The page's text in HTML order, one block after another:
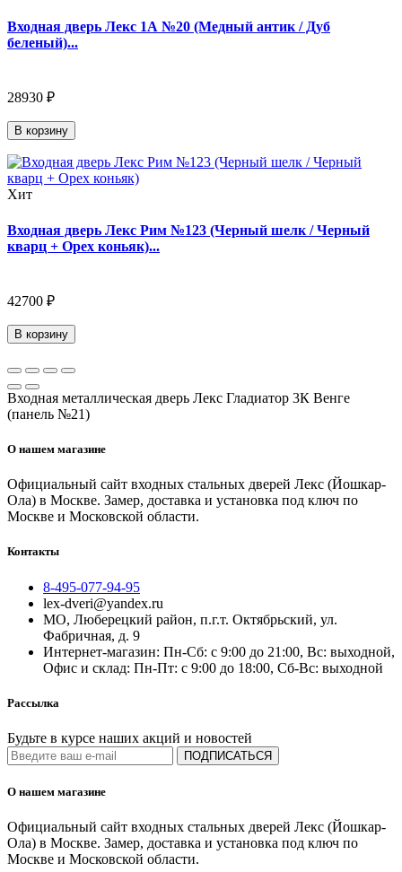
Входная дверь Лекс 1А №20 (Медный антик / Дуб
беленый)...
28930 ₽
В корзину
Хит
Входная дверь Лекс Рим №123 (Черный шелк / Черный
кварц + Орех коньяк)...
42700 ₽
В корзину
Входная металлическая дверь Лекс Гладиатор 3К Венге
(панель №21)
О нашем магазине
Официальный сайт входных стальных дверей Лекс (Йошкар-
Ола) в Москве. Замер, доставка и установка под ключ по
Москве и Московской области.
Контакты
8-495-077-94-95
lex-dveri@yandex.ru
МО, Люберецкий район, п.г.т. Октябрьский, ул.
Фабричная, д. 9
Интернет-магазин: Пн-Сб: с 9:00 до 21:00, Вс: выходной,
Офис и склад: Пн-Пт: с 9:00 до 18:00, Сб-Вс: выходной
Рассылка
Будьте в курсе наших акций и новостей
ПОДПИСАТЬСЯ
О нашем магазине
Официальный сайт входных стальных дверей Лекс (Йошкар-
Ола) в Москве. Замер, доставка и установка под ключ по
Москве и Московской области.